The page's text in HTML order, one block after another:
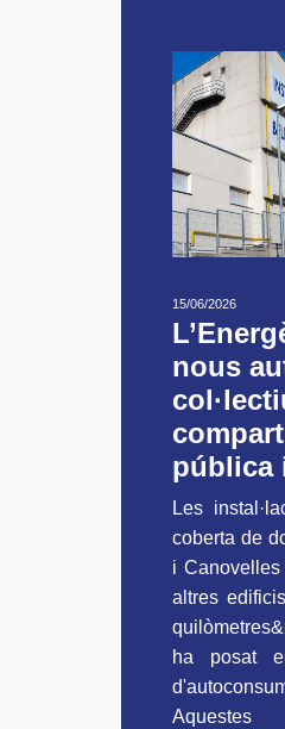
15/06/2026
nous
pública
Les
coberta de
i
altres
ha posat
Aquestes